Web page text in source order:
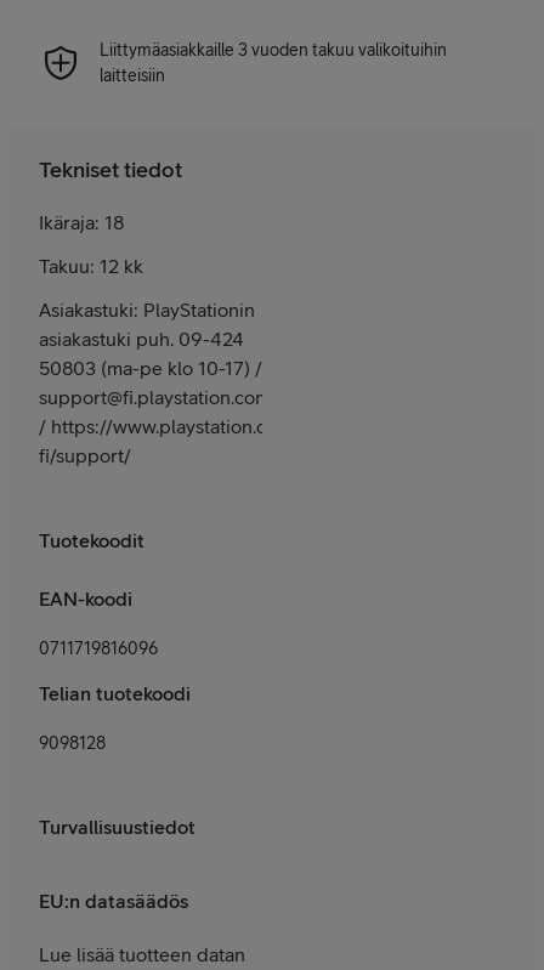
Liittymäasiakkaille 3 vuoden takuu valikoituihin
laitteisiin
Tekniset tiedot
Ikäraja: 18
Takuu: 12 kk
Asiakastuki: PlayStationin
asiakastuki puh. 09-424
50803 (ma-pe klo 10-17) /
support@fi.playstation.com
/ https://www.playstation.com/fi-
fi/support/
Tuotekoodit
EAN-koodi
0711719816096
Telian tuotekoodi
9098128
Turvallisuustiedot
EU:n datasäädös
Lue lisää tuotteen datan